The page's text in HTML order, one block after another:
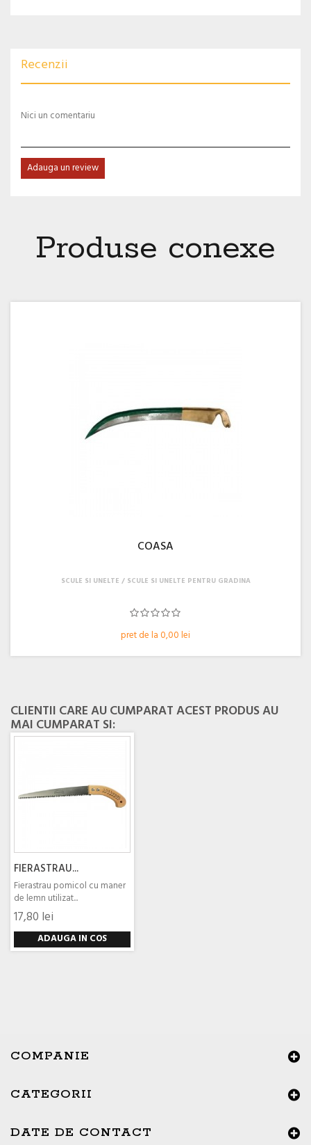
Recenzii
Nici un comentariu
Adauga un review
Produse conexe
COASA
pret de la 0,00 lei
SCULE SI UNELTE SCULE SI UNELTE PENTRU GRADINA
CLIENTII CARE AU CUMPARAT ACEST PRODUS AU
MAI CUMPARAT SI:
FIERASTRAU...
Fierastrau pomicol cu maner
de lemn utilizat...
17,80 lei
ADAUGA IN COS
COMPANIE
CATEGORII
DATE DE CONTACT
Buna ziua, Suntem aici sa va ajutam!